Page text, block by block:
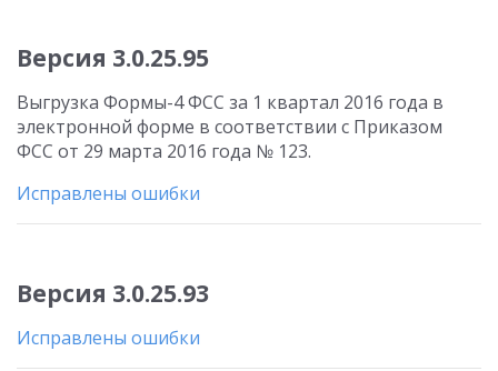
Версия 3.0.25.95
Выгрузка Формы-4 ФСС за 1 квартал 2016 года в
электронной форме в соответствии с Приказом
ФСС от 29 марта 2016 года № 123.
Исправлены ошибки
Версия 3.0.25.93
Исправлены ошибки